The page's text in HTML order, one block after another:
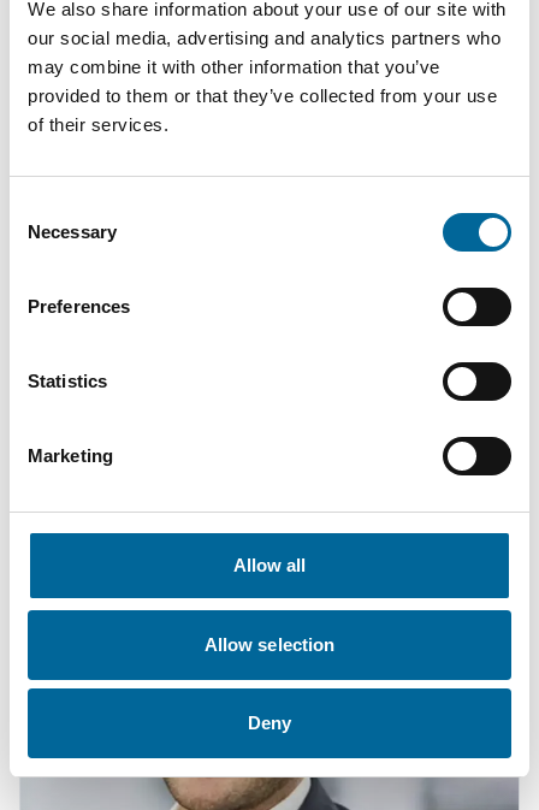
We also share information about your use of our site with
our social media, advertising and analytics partners who
may combine it with other information that you’ve
provided to them or that they’ve collected from your use
of their services.
Selection
Necessary
Preferences
Statistics
Marketing
Allow all
Allow selection
Deny
Downloads
Kontaktieren Sie unsere